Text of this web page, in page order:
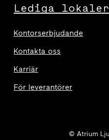
Lediga lokaler
Kontorserbjudande
Kontakta oss
Karriär
För leverantörer
© Atrium